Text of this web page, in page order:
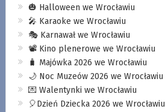
🎃 Halloween we Wrocławiu
🎤 Karaoke we Wrocławiu
🎭 Karnawał we Wrocławiu
📽️ Kino plenerowe we Wrocławiu
🧳 Majówka 2026 we Wrocławiu
🌙 Noc Muzeów 2026 we Wrocławiu
💌 Walentynki we Wrocławiu
🎈Dzień Dziecka 2026 we Wrocławiu